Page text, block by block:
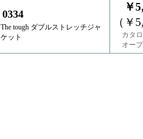
0334
The tough ダブルストレッチジャ
ケット
￥
（￥
カタ
オー